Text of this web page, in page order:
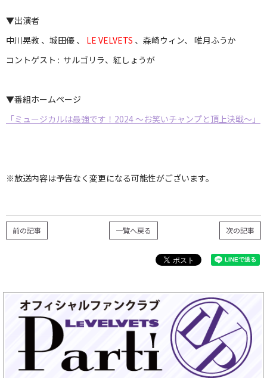
▼出演者
中川晃教 、城田優 、
LE VELVETS 、森崎ウィン、 唯月ふうか
コントゲスト : サルゴリラ、紅しょうが
▼番組ホームページ
「ミュージカルは最強です！2024 ～お笑いチャンプと頂上決戦～」
※放送内容は予告なく変更になる可能性がございます。
次の記事
一覧へ戻る
前の記事